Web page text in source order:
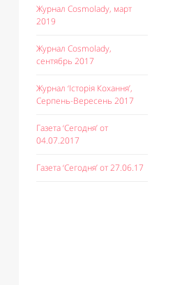
Журнал Cosmolady, март
2019
Журнал Cosmolady,
сентябрь 2017
Журнал ‘Історія Кохання’,
Серпень-Вересень 2017
Газета ‘Сегодня’ от
04.07.2017
Газета ‘Сегодня’ от 27.06.17